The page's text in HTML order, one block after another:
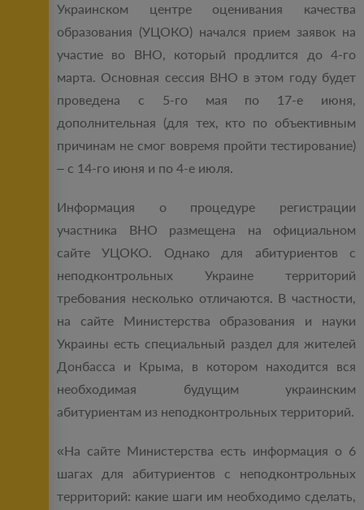
Украинском центре оценивания качества
образования (УЦОКО) начался прием заявок на
участие во ВНО, который продлится до 4-го
марта. Основная сессия ВНО в этом году будет
проведена с 5-го мая по 17-е июня,
дополнительная (для тех, кто по объективным
причинам не смог вовремя пройти тестирование)
– с 14-го июня и по 4-е июля.
Информация о процедуре регистрации
участника ВНО размещена на официальном
сайте УЦОКО. Однако для абитуриентов с
неподконтрольных Украине территорий
требования несколько отличаются. В частности,
на сайте Министерства образования и науки
Украины есть специальный раздел для жителей
Донбасса и Крыма, в котором находится вся
необходимая будущим украинским
абитуриентам из неподконтрольных территорий.
«На сайте Министерства есть информация о 6
шагах для абитуриентов с неподконтрольных
территорий: какие шаги им необходимо сделать,